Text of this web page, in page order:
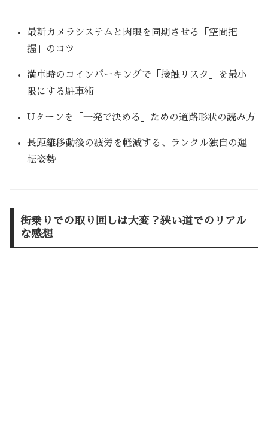
最新カメラシステムと肉眼を同期させる「空間把
握」のコツ
満車時のコインパーキングで「接触リスク」を最小
限にする駐車術
Uターンを「一発で決める」ための道路形状の読み方
長距離移動後の疲労を軽減する、ランクル独自の運
転姿勢
街乗りでの取り回しは大変？狭い道でのリアル
な感想